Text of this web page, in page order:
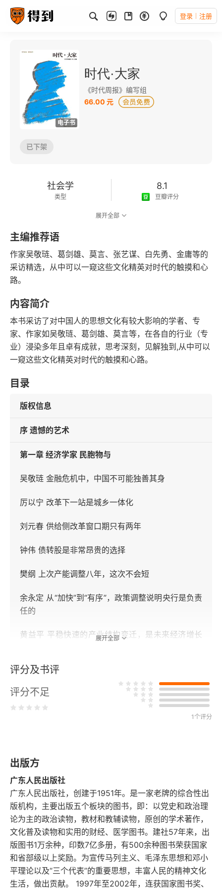
登录 注册
电子书
时代·大家
《时代周报》编写组
66.00 元
已下架
社会学
类型
8.1
豆瓣评分
2019-09-01
发行日期
展开全部
主编推荐语
作家吴敬琏、葛剑雄、莫言、张艺谋、白先勇、金庸等的
采访精选，从中可以一窥这些文化精英对时代的触摸和心
路。
内容简介
本书采访了对中国人的思想文化有较大影响的学者、专
家、作家如吴敬琏、葛剑雄、莫言等，在各自的行业（专
业）浸染多年且卓有成就，思考深刻，见解独到,从中可以
一窥这些文化精英对时代的触摸和心路。
目录
版权信息
序 遗憾的艺术
第一章 经济学家 民胞物与
吴敬琏 金融危机中，中国不可能独善其身
厉以宁 改革下一站是城乡一体化
刘元春 供给侧改革窗口期只有两年
钟伟 债转股是非常昂贵的选择
樊纲 上次产能调整八年，这次不会短
余永定 从“加快”到“有序”，政策调整说明央行是负责
任的
黄益平 平稳快速的产业结构变迁，是未来经济增长
周其仁 加强大中城市承载力，是实现城镇化的关键
第二章 学者 国家的良心
傅高义 现在中国走的还是邓小平的路
沈志华 中国人真要研究邓小平，肯定比傅高义深
葛剑雄 这五年，政协变得更务实
第三章 艺术家 诗人与匠人
胡因梦 从救赎到幻灭
杨丽萍 现在做舞蹈太难了
展开全部
评分及书评
评分不足
1个评分
出版方
广东人民出版社
广东人民出版社，创建于1951年。是一家老牌的综合性出
版机构，主要出版五个板块的图书，即：以党史和政治理
论为主的政治读物，教材和教辅读物，原创的学术著作，
文化普及读物和实用的财经、医学图书。建社57年来，出
版图书1万余种，印数7亿多册，有500余种图书荣获国家
和省部级以上奖励。为宣传马列主义、毛泽东思想和邓小
平理论以及“三个代表”的重要思想，丰富人民的精神文化
生活，做出贡献。 1997年至2002年，连获国家图书奖、